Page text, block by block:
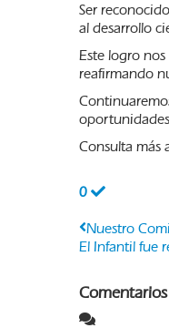
Ser
al desarrollo
Este logro
reafirmando
Consulta más
0
Nuestro
El Infantil fue
Comentarios